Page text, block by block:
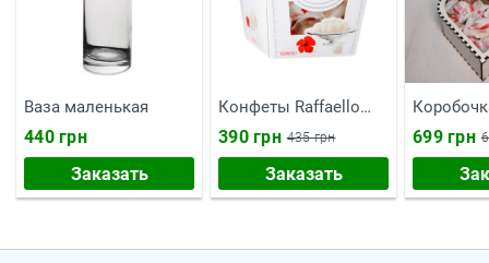
Ваза маленькая
440 грн
Заказать
Конфеты Raffaello
390 грн 435 грн
Заказать
699 грн